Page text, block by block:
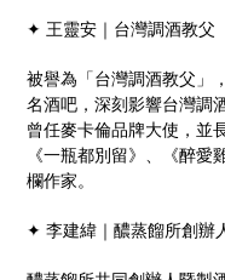
✦ 王靈安｜台灣調酒教父
被譽為「台灣調酒教父」
名酒吧，深刻影響台灣調
曾任麥卡倫品牌大使，並
《一瓶都別留》、《醉
欄作家。
✦ 李建緯｜醲蒸餾所創辦